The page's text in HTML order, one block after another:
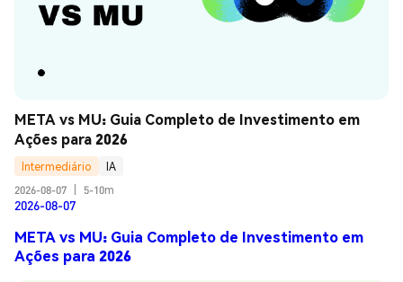
META vs MU: Guia Completo de Investimento em
Ações para 2026
Intermediário
IA
2026-08-07
5-10m
2026-08-07
META vs MU: Guia Completo de Investimento em
Ações para 2026